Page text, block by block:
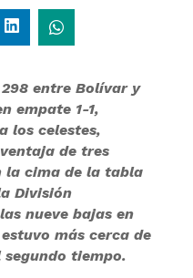
entre Bolívar y
empate 1-1,
los celestes,
de tres
la cima de la tabla
División
nueve bajas en
más cerca de
tiempo.